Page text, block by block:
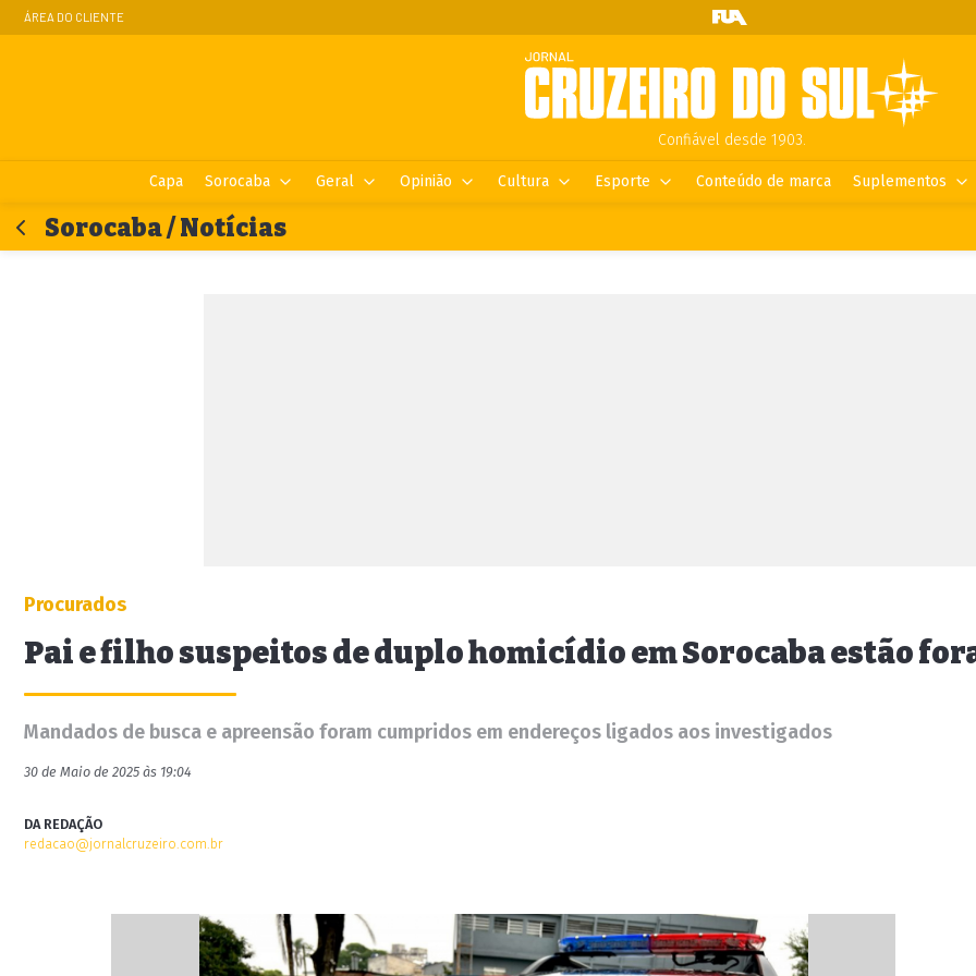
ÁREA DO CLIENTE
Confiável desde 1903.
Capa Sorocaba Geral Opinião Cultura Esporte Conteúdo de marca Suplementos
Sorocaba / Notícias
Procurados
Pai e filho suspeitos de duplo homicídio em Sorocaba estão
Mandados de busca e apreensão foram cumpridos em endereços ligados aos investigados
30 de Maio de 2025 às 19:04
DA REDAÇÃO
redacao@jornalcruzeiro.com.br